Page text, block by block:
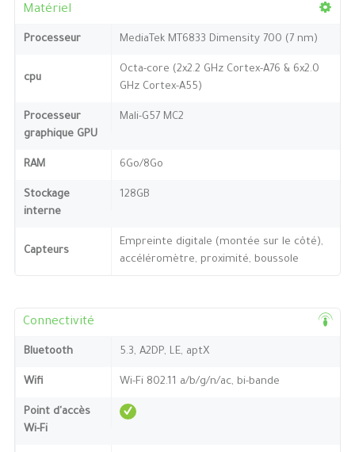
Matériel
Processeur MediaTek MT6833 Dimensity 700 (7 nm)
cpu
Octa-core (2x2.2 GHz Cortex-A76 & 6x2.0
GHz Cortex-A55)
Processeur
graphique GPU
Mali-G57 MC2
RAM 6Go/8Go
Stockage
interne
128GB
Capteurs
Empreinte digitale (montée sur le côté),
accéléromètre, proximité, boussole
Connectivité
Bluetooth 5.3, A2DP, LE, aptX
Wifi Wi-Fi 802.11 a/b/g/n/ac, bi-bande
Point d'accès
Wi-Fi